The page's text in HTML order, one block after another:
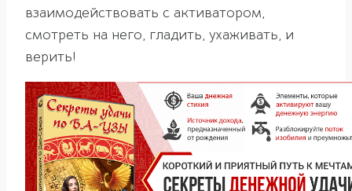
взаимодействовать с активатором,
смотреть на него, гладить, ухаживать, и
верить!